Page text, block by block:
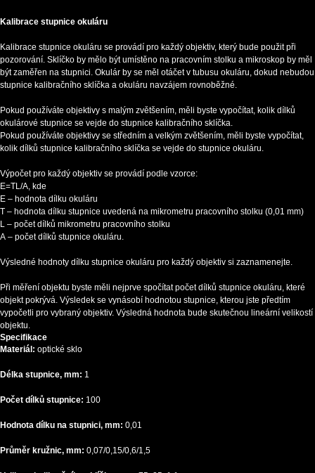
Kalibrace stupnice okuláru
Kalibrace stupnice okuláru se provádí pro každý objektiv, který bude použit při
pozorování. Sklíčko by mělo být umístěno na pracovním stolku a mikroskop by měl
být zaměřen na stupnici. Okulár by se měl otáčet v tubusu okuláru, dokud nebudou
stupnice kalibračního sklíčka a okuláru navzájem rovnoběžné.
Pokud používáte objektivy s malým zvětšením, měli byste vypočítat, kolik dílků
okulárové stupnice se vejde do stupnice kalibračního sklíčka.
Pokud používáte objektivy se středním a velkým zvětšením, měli byste vypočítat,
kolik dílků stupnice kalibračního sklíčka se vejde do stupnice okuláru.
Výpočet pro každý objektiv se provádí podle vzorce:
Е=ТL/A, kde
E – hodnota dílku okuláru
Т – hodnota dílku stupnice uvedená na mikrometru pracovního stolku (0,01 mm)
L – počet dílků mikrometru pracovního stolku
А – počet dílků stupnice okuláru.
Výsledné hodnoty dílku stupnice okuláru pro každý objektiv si zaznamenejte.
Při měření objektu byste měli nejprve spočítat počet dílků stupnice okuláru, které
objekt pokrývá. Výsledek se vynásobí hodnotou stupnice, kterou jste předtím
vypočetli pro vybraný objektiv. Výsledná hodnota bude skutečnou lineární velikostí
objektu.
Specifikace
Materiál: optické sklo
Délka stupnice, mm: 1
Počet dílků stupnice: 100
Hodnota dílku na stupnici, mm: 0,01
Průměr kružnic, mm: 0,07/0,15/0,6/1,5